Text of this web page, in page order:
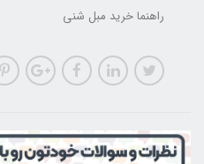
راهنما خرید مبل شنی